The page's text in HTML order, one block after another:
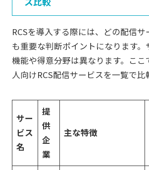
RCSを導入する際には、どの配信
も重要な判断ポイントになります。
機能や得意分野は異なります。ここ
人向けRCS配信サービスを一覧で比
サー
ビス
名
提
供
企
業
主な特徴